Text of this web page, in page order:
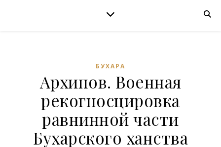
БУХАРА
Архипов. Военная
рекогносцировка
равнинной части
Бухарского ханства